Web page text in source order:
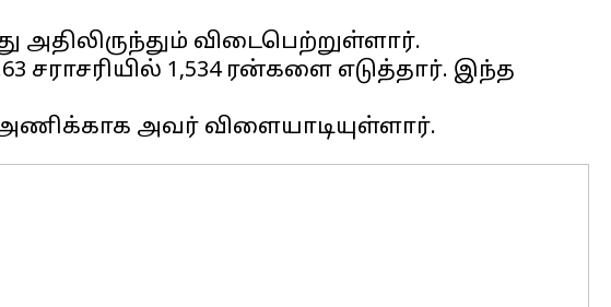
அதிலிருந்தும் விடைபெற்றுள்ளார்.
சராசரியில் 1,534 ரன்களை எடுத்தார். இந்த